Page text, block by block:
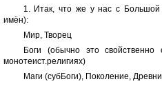
1. Итак, что же у нас с
имён):
Мир, Творец
Боги (обычно это
монотеист.религиях)
Маги (субБоги), Поколение,